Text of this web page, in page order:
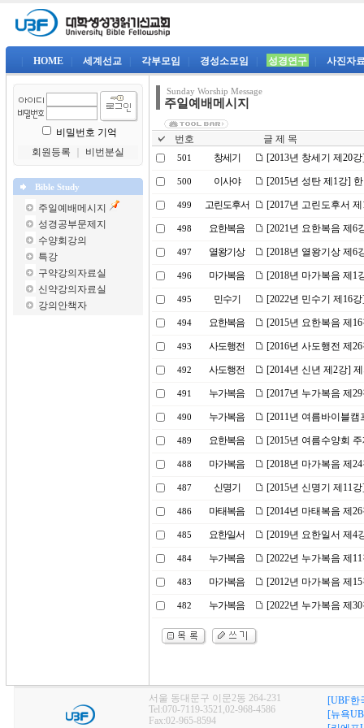
HOME 세계선교 각부모임 경성소모임 성경연구 사진자
비밀번호 기억
회원등록
비번분실
Bible Study
주일예배메시지
성경공부문제지
수양회강의
특강
구약강의자료실
신약강의자료실
강의안책자
Sunday Worship Message
주일예배메시지
번호 글 제 목
501 창세기 [2013년 창세기 제20
500 이사야 [2015년 성탄 제1강]
499 고린도후서 [2017년 고린도후서
498 요한복음 [2021년 요한복음 제6
497 열왕기상 [2018년 열왕기상 제6
496 마가복음 [2018년 마가복음 제1
495 민수기 [2022년 민수기 제16
494 요한복음 [2015년 요한복음 제
493 사도행전 [2016년 사도행전 제
492 사도행전 [2014년 신년 제2강]
491 누가복음 [2017년 누가복음 제
490 누가복음 [2011년 여름바이블
489 요한복음 [2015년 여름수양회
488 마가복음 [2018년 마가복음 제
487 신명기 [2015년 신명기 제11
486 마태복음 [2014년 마태복음 제
485 요한일서 [2019년 요한일서 제4
484 누가복음 [2022년 누가복음 제
483 마가복음 [2012년 마가복음 제
482 누가복음 [2022년 누가복음 제
서울 동대문구 이문2동 264-231
Tel:070-7119-3521,02-968-4586
Fax:02-965-8594
[UBF한
[뉴욕